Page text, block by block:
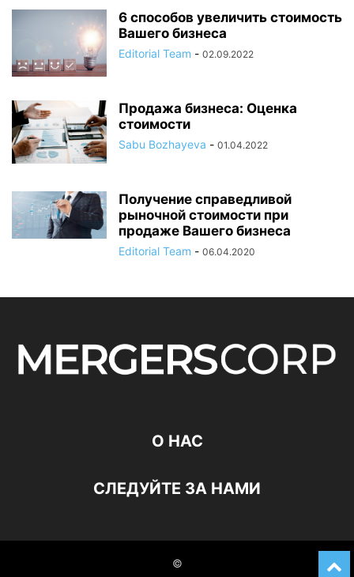
6 способов увеличить стоимость
Вашего бизнеса
Editorial Team - 02.09.2022
Продажа бизнеса: Оценка
стоимости
Sabu Bozhayeva - 01.04.2022
Получение справедливой
рыночной стоимости при
продаже Вашего бизнеса
Editorial Team - 06.04.2020
О НАС
СЛЕДУЙТЕ ЗА НАМИ
©